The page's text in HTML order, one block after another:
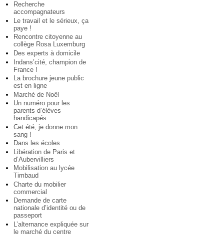
Recherche
accompagnateurs
Le travail et le sérieux, ça
paye !
Rencontre citoyenne au
collège Rosa Luxemburg
Des experts à domicile
Indans’cité, champion de
France !
La brochure jeune public
est en ligne
Marché de Noël
Un numéro pour les
parents d’élèves
handicapés.
Cet été, je donne mon
sang !
Dans les écoles
Libération de Paris et
d’Aubervilliers
Mobilisation au lycée
Timbaud
Charte du mobilier
commercial
Demande de carte
nationale d’identité ou de
passeport
L’alternance expliquée sur
le marché du centre